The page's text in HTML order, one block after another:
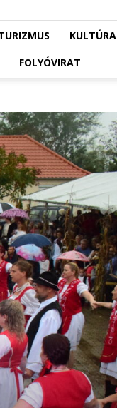
KULTÚRA
FOLYÓVIRAT